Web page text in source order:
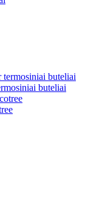
buteliai